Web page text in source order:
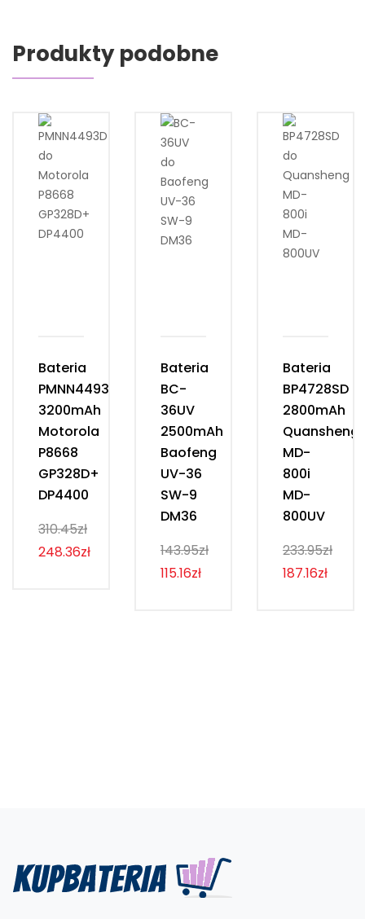
Produkty podobne
Bateria
PMNN4493D
3200mAh
Motorola
P8668
GP328D+
DP4400
310.45zł
248.36zł
Bateria
BC-
36UV
2500mAh
Baofeng
UV-36
SW-9
DM36
143.95zł
115.16zł
Bateria
BP4728SD
2800mAh
Quansheng
MD-
800i
MD-
800UV
233.95zł
187.16zł